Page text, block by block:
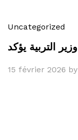
Uncategorized
وزير التربية يؤكد
15 février 2026 by